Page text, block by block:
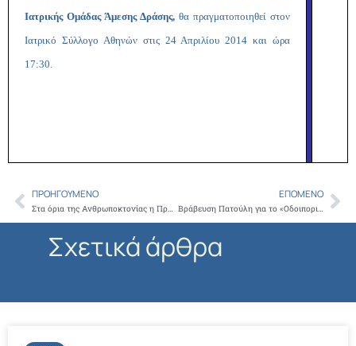
Ιατρικής Ομάδας Άμεσης Δράσης, θα πραγματοποιηθεί στον
Ιατρικό Σύλλογο Αθηνών στις 24 Απριλίου 2014 και ώρα
17:30.
Prev
ΠΡΟΗΓΟΎΜΕΝΟ
Στα όρια της Ανθρωποκτονίας η Πρωτοβάθμια Περίθαλψη: Γιατροί και Φαρμακοποιοί στο Κοινό Πανυγειονομικό Μέτωπο
ΕΠΌΜΕΝΟ
Βράβευση Πατούλη για το «Οδοιπορικό Αγάπης προς το Φτωχό και Άρρωστο Συνάνθρωπο»
Σχετικά άρθρα